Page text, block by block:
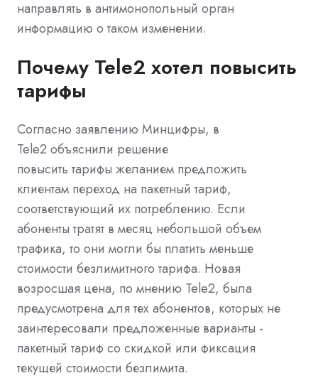
направлять в антимонопольный орган
информацию о таком изменении.
Почему Tele2 хотел повысить
тарифы
Согласно заявлению Минцифры, в
Tele2 объяснили решение
повысить тарифы желанием предложить
клиентам переход на пакетный тариф,
соответствующий их потреблению. Если
абоненты тратят в месяц небольшой объем
трафика, то они могли бы платить меньше
стоимости безлимитного тарифа. Новая
возросшая цена, по мнению Tele2, была
предусмотрена для тех абонентов, которых не
заинтересовали предложенные варианты -
пакетный тариф со скидкой или фиксация
текущей стоимости безлимита.